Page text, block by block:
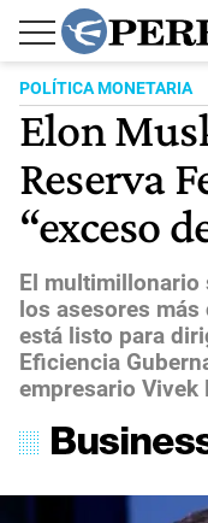
POLÍTICA MONETARIA
Elon
Reserva
“exceso
El multimillonario
los asesores más
está listo para
Eficiencia
empresario Vivek